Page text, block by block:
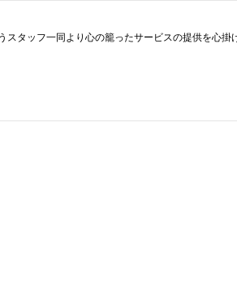
タッフ一同より心の籠ったサービスの提供を心掛